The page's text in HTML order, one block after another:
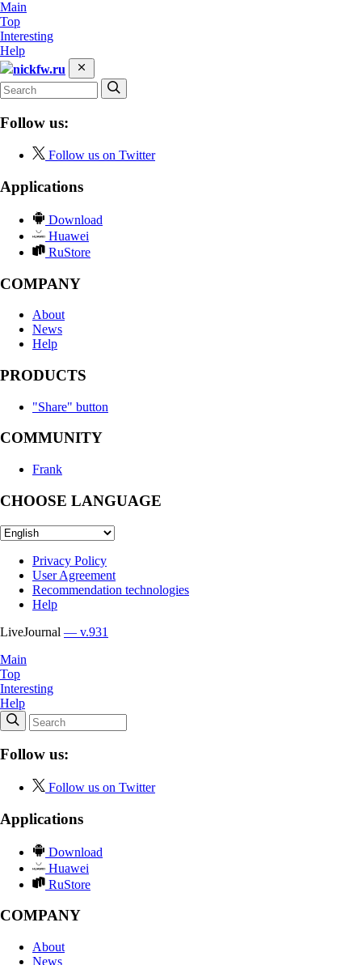
Main
Top
Interesting
Help
nickfw.ru
Follow us:
Follow us on Twitter
Applications
Download
Huawei
RuStore
COMPANY
About
News
Help
PRODUCTS
"Share" button
COMMUNITY
Frank
CHOOSE LANGUAGE
Privacy Policy
User Agreement
Recommendation technologies
Help
LiveJournal — v.931
Main
Top
Interesting
Help
Follow us:
Follow us on Twitter
Applications
Download
Huawei
RuStore
COMPANY
About
News